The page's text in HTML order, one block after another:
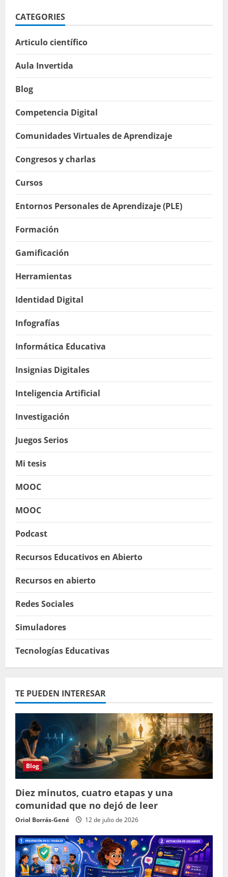
CATEGORIES
Articulo científico
Aula Invertida
Blog
Competencia Digital
Comunidades Virtuales de Aprendizaje
Congresos y charlas
Cursos
Entornos Personales de Aprendizaje (PLE)
Formación
Gamificación
Herramientas
Identidad Digital
Infografías
Informática Educativa
Insignias Digitales
Inteligencia Artificial
Investigación
Juegos Serios
Mi tesis
MOOC
MOOC
Podcast
Recursos Educativos en Abierto
Recursos en abierto
Redes Sociales
Simuladores
Tecnologías Educativas
TE PUEDEN INTERESAR
Blog
Diez minutos, cuatro etapas y una
comunidad que no dejó de leer
Oriol Borrás-Gené 12 de julio de 2026